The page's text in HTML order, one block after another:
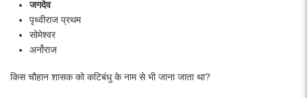
जगदेव
पृथ्वीराज प्रथम
सोमेश्वर
अर्नोराज
किस चौहान शासक को कटिबंधु के नाम से भी जाना जाता था?